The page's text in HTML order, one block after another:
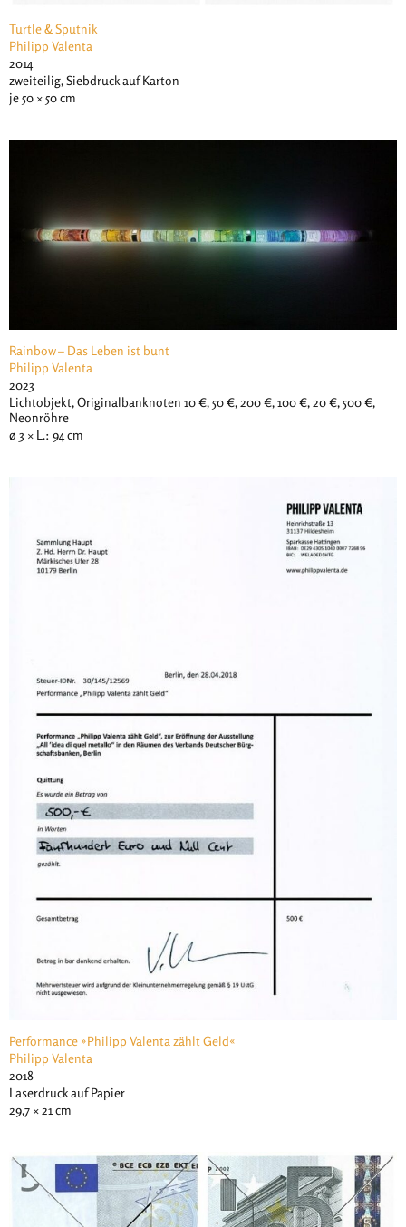
Turtle & Sputnik
Philipp Valenta
2014
zweiteilig, Siebdruck auf Karton
je 50 × 50 cm
Rainbow – Das Leben ist bunt
Philipp Valenta
2023
Lichtobjekt, Originalbanknoten 10 €, 50 €, 200 €, 100 €, 20 €, 500 €,
Neonröhre
ø 3 × L.: 94 cm
Performance »Philipp Valenta zählt Geld«
Philipp Valenta
2018
Laserdruck auf Papier
29,7 × 21 cm